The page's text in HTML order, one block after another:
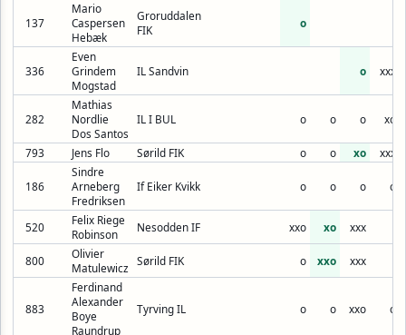
137
Mario
Caspersen
Hebæk
Groruddalen
FIK
o
336
Even
Grindem
Mogstad
IL Sandvin o xxx
282
Mathias
Nordlie
Dos Santos
IL I BUL o o o xo
793 Jens Flo Sørild FIK o o xo xxx
186
Sindre
Arneberg
Fredriksen
If Eiker Kvikk o o o o
520
Felix Riege
Robinson
Nesodden IF xxo xo xxx
800
Olivier
Matulewicz
Sørild FIK o xxo xxx
883
Ferdinand
Alexander
Boye
Raundrup
Tyrving IL o o xxo o